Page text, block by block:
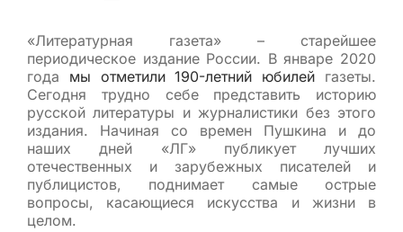
«Литературная газета» – старейшее
периодическое издание России. В январе 2020
года мы отметили 190-летний юбилей газеты.
Сегодня трудно себе представить историю
русской литературы и журналистики без этого
издания. Начиная со времен Пушкина и до
наших дней «ЛГ» публикует лучших
отечественных и зарубежных писателей и
публицистов, поднимает самые острые
вопросы, касающиеся искусства и жизни в
целом.